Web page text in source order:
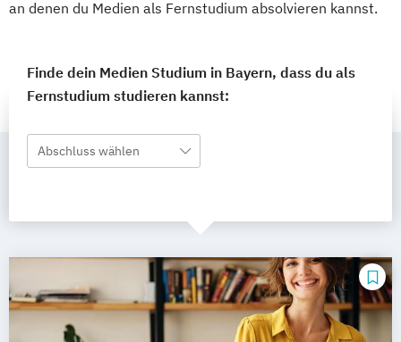
an denen du Medien als Fernstudium absolvieren kannst.
Finde dein Medien Studium in Bayern, dass du als
Fernstudium studieren kannst:
Abschluss wählen